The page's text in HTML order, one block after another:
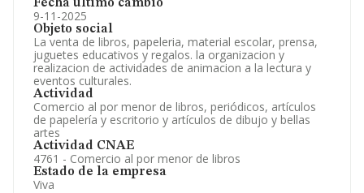
Fecha último cambio
9-11-2025
Objeto social
La venta de libros, papeleria, material escolar, prensa,
juguetes educativos y regalos. la organizacion y
realizacion de actividades de animacion a la lectura y
eventos culturales.
Actividad
Comercio al por menor de libros, periódicos, artículos
de papelería y escritorio y artículos de dibujo y bellas
artes
Actividad CNAE
4761 - Comercio al por menor de libros
Estado de la empresa
Viva